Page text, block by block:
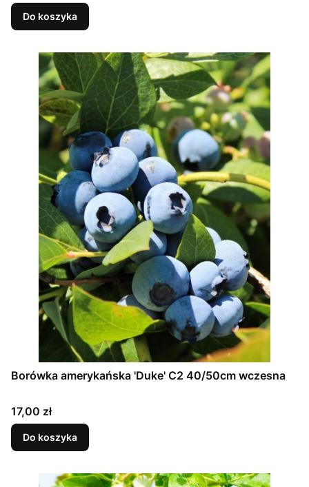
Do koszyka
Borówka amerykańska 'Duke' C2 40/50cm wczesna
Cena
17,00 zł
Do koszyka